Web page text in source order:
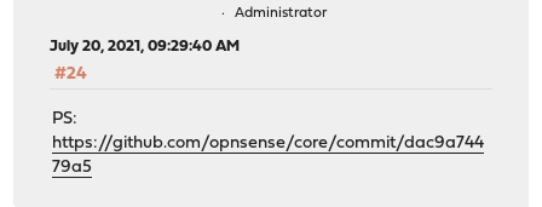
Administrator
July 20, 2021, 09:29:40 AM
#24
PS:
https://github.com/opnsense/core/commit/dac9a744
79a5